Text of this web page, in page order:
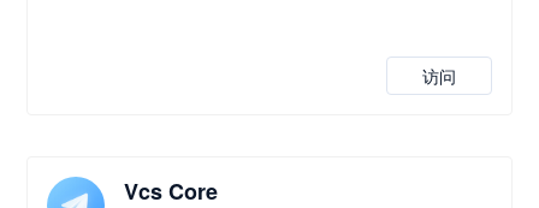
访问
Vcs Core